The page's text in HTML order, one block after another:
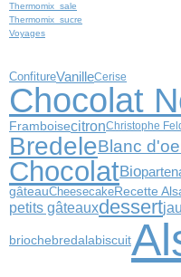
Thermomix_sale
Thermomix_sucre
Voyages
ConfitureVanilleCerise
Chocolat
FramboisecitronChristophe
BredeleBlanc
ChocolatBio
gâteauCheesecakeRecette
petits gâteauxdessert
briochebredalabiscuit